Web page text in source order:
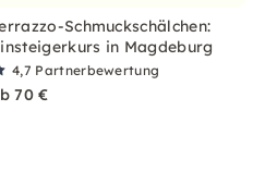
Schmuckschälchen:
in Magdeburg
4,7 Partnerbewertung
70 €